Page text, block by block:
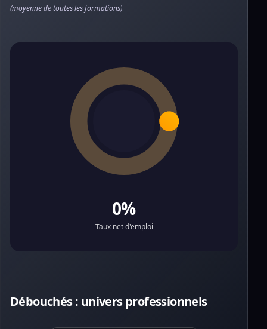
(moyenne de toutes les formations)
0%
Taux net d'emploi
Débouchés : univers professionnels